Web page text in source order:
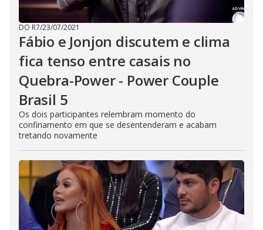
DO R7/23/07/2021
Fábio e Jonjon discutem e clima
fica tenso entre casais no
Quebra-Power - Power Couple
Brasil 5
Os dois participantes relembram momento do
confinamento em que se desentenderam e acabam
tretando novamente